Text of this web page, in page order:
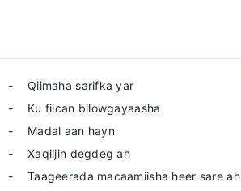
Qiimaha sarifka yar
Ku fiican bilowgayaasha
Madal aan hayn
Xaqiijin degdeg ah
Taageerada macaamiisha heer sare ah